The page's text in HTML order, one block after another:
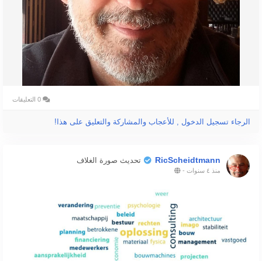
الرجاء تسجيل الدخول , للأعجاب والمشاركة والتعليق على هذا!
RicScheidtmann تحديث صورة الغلاف
منذ ٤ سنوات -